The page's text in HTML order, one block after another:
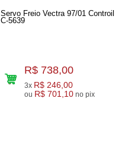
Servo Freio Vectra 97/01 Controil
C-5639
R$ 738,00
3x R$ 246,00
ou R$ 701,10 no pix